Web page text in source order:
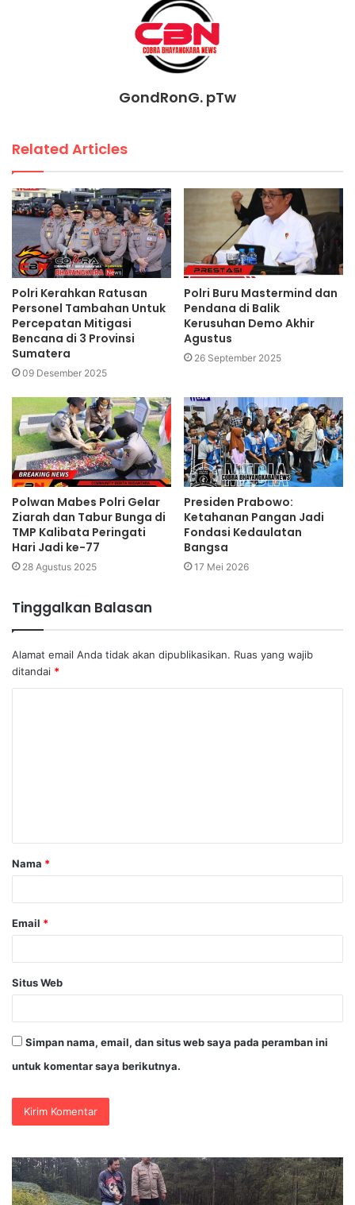
GondRonG. pTw
Related Articles
Polri Kerahkan Ratusan
Personel Tambahan Untuk
Percepatan Mitigasi
Bencana di 3 Provinsi
Sumatera
09 Desember 2025
Polri Buru Mastermind dan
Pendana di Balik
Kerusuhan Demo Akhir
Agustus
26 September 2025
Polwan Mabes Polri Gelar
Ziarah dan Tabur Bunga di
TMP Kalibata Peringati
Hari Jadi ke-77
28 Agustus 2025
Presiden Prabowo:
Ketahanan Pangan Jadi
Fondasi Kedaulatan
Bangsa
17 Mei 2026
Tinggalkan Balasan
Alamat email Anda tidak akan dipublikasikan. Ruas yang wajib
ditandai *
a
r
Nama *
Email *
Situs Web
Simpan nama, email, dan situs web saya pada peramban ini
untuk komentar saya berikutnya.
35.936
Anak
Muda